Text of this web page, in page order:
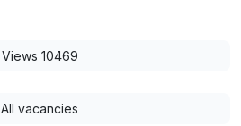
Views 10469
All vacancies